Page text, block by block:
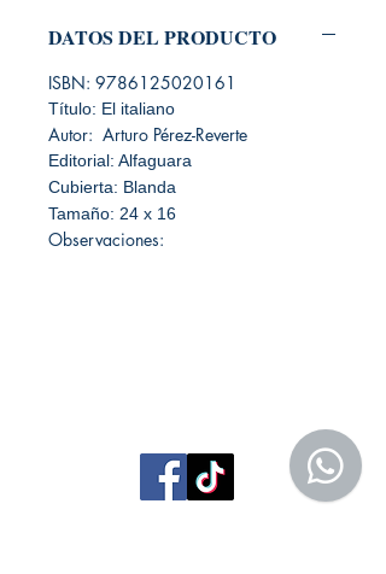
DATOS DEL PRODUCTO
ISBN: 9786125020161
Título: El italiano
Autor: Arturo Pérez-Reverte
Editorial: Alfaguara
Cubierta: Blanda
Tamaño: 24 x 16
Observaciones:
Librería Editorial Trilobites